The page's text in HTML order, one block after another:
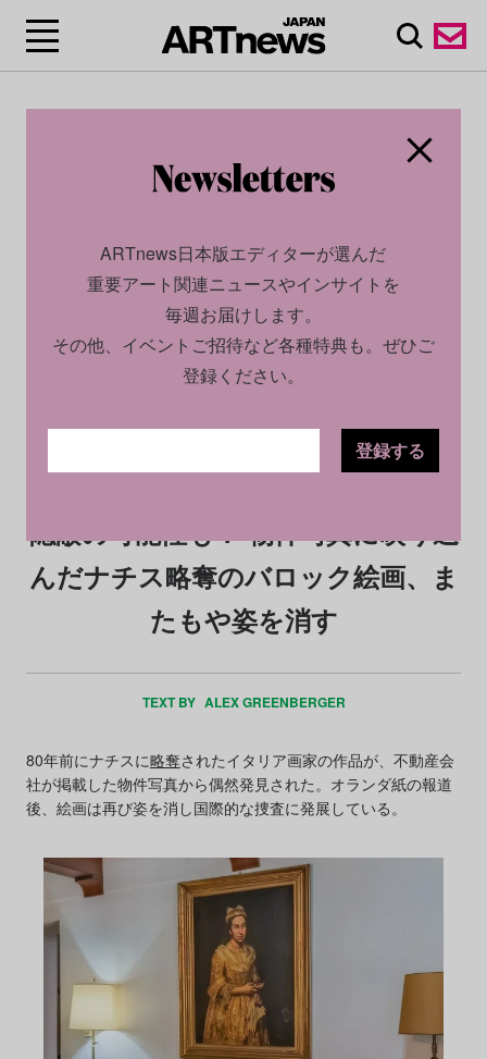
2025.08.29
隠蔽の可能性も？ 物件写真に映り込
んだナチス略奪のバロック絵画、ま
たもや姿を消す
TEXT BY ALEX GREENBERGER
80年前にナチスに略奪されたイタリア画家の作品が、不動産会
社が掲載した物件写真から偶然発見された。オランダ紙の報道
後、絵画は再び姿を消し国際的な捜査に発展している。
ARTnews日本版エディターが選んだ
重要アート関連ニュースやインサイトを
毎週お届けします。
その他、イベントご招待など各種特典も。ぜひご
登録ください。
登録する